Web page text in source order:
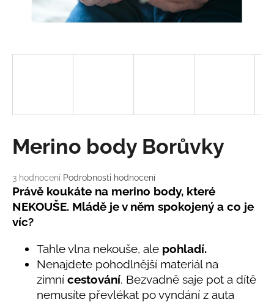
Průměrné
hodnocení
je
5,0
hvězdiček.
3 hodnocení Podrobnosti hodnocení
Merino body Borůvky
Právě koukáte na merino body, které
NEKOUŠE. Mládě je v něm spokojený a co je
víc?
Tahle vlna nekouše, ale pohladí.
Nenajdete pohodlnější materiál na
zimní cestování. Bezvadně saje pot a dítě
nemusíte převlékat po vyndání z auta
D
o
o
r
u
č